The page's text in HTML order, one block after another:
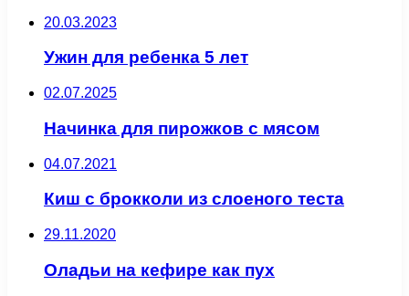
20.03.2023
Ужин для ребенка 5 лет
02.07.2025
Начинка для пирожков с мясом
04.07.2021
Киш с брокколи из слоеного теста
29.11.2020
Оладьи на кефире как пух